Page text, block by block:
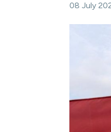
08 July